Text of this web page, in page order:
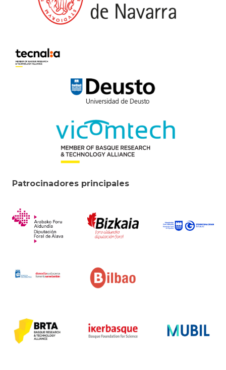
Patrocinadores principales